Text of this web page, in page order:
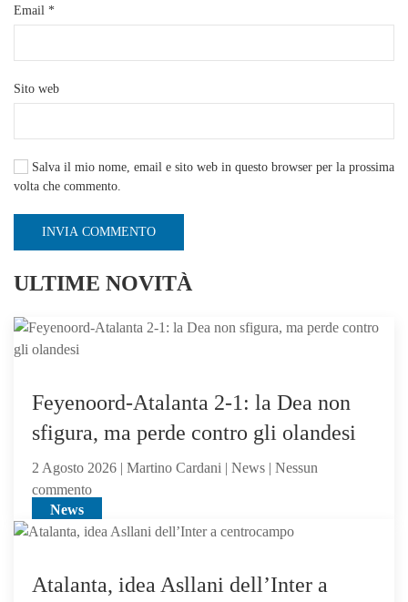
Email *
Sito web
Salva il mio nome, email e sito web in questo browser per la prossima
volta che commento.
INVIA COMMENTO
ULTIME NOVITÀ
News
Feyenoord-Atalanta 2-1: la Dea non
sfigura, ma perde contro gli olandesi
2 Agosto 2026 | Martino Cardani | News | Nessun
commentosu
Atalanta
1:
Atalanta, idea Asllani dell’Inter a